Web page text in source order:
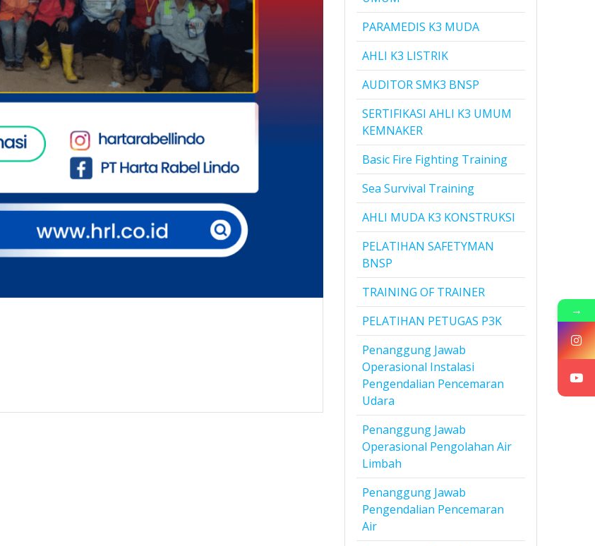
PARAMEDIS K3 MUDA
AHLI K3 LISTRIK
AUDITOR SMK3 BNSP
SERTIFIKASI AHLI K3 UMUM
KEMNAKER
Basic Fire Fighting Training
Sea Survival Training
AHLI MUDA K3 KONSTRUKSI
PELATIHAN SAFETYMAN
BNSP
TRAINING OF TRAINER
PELATIHAN PETUGAS P3K
Penanggung Jawab
Operasional Instalasi
Pengendalian Pencemaran
Udara
Penanggung Jawab
Operasional Pengolahan Air
Limbah
Penanggung Jawab
Pengendalian Pencemaran
Air
→